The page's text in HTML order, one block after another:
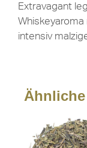
Extravagant
intensiv